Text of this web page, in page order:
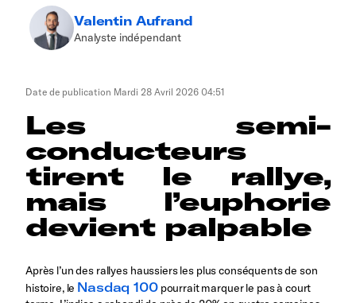
Valentin Aufrand
Analyste indépendant
Date de publication Mardi 28 Avril 2026 04:51
Les semi-
conducteurs
tirent le rallye,
mais l’euphorie
devient palpable
Après l’un des rallyes haussiers les plus conséquents de son
histoire, le Nasdaq 100pourrait marquer le pas à court